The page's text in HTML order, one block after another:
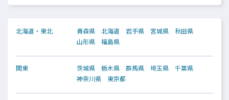
北海道・東北 青森県 北海道 岩手県 宮城県
秋田県
山形県
福島県
関東 茨城県 栃木県 群馬県 埼玉県
千葉県
神奈川県
東京都